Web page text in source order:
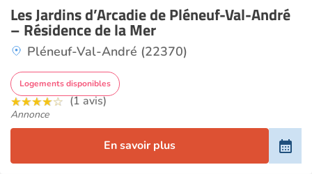
Les Jardins d’Arcadie de Pléneuf-Val-André
– Résidence de la Mer
Pléneuf-Val-André (22370)
Logements disponibles
(1 avis)
Annonce
En savoir plus